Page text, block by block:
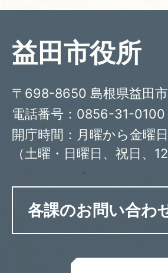
益田市役所
〒698-8650 島根県益田
電話番号：0856-31-0100
開庁時間：月曜から金曜
（土曜・日曜日、祝日、
各課のお問い合わ